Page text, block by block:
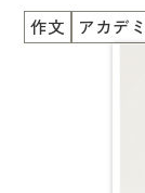
んで話し合い
もっといい言
作文のイメー
よく知ってい
りのある、読
作文 アカデ